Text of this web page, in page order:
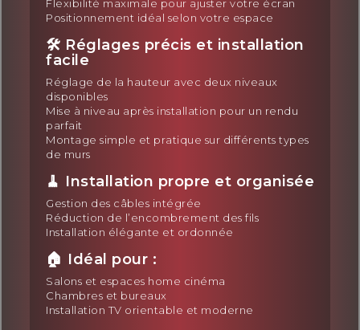
Flexibilité maximale pour ajuster votre écran
Positionnement idéal selon votre espace
🛠️ Réglages précis et installation
facile
Réglage de la hauteur avec deux niveaux
disponibles
Mise à niveau après installation pour un rendu
parfait
Montage simple et pratique sur différents types
de murs
🧹 Installation propre et organisée
Gestion des câbles intégrée
Réduction de l’encombrement des fils
Installation élégante et ordonnée
🏠 Idéal pour :
Salons et espaces home cinéma
Chambres et bureaux
Installation TV orientable et moderne